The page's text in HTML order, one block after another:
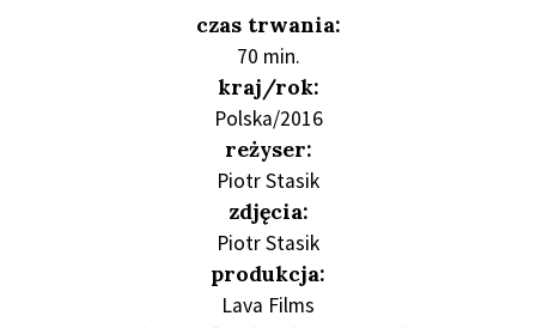
czas trwania:
70 min.
kraj/rok:
Polska/2016
reżyser:
Piotr Stasik
zdjęcia:
Piotr Stasik
produkcja:
Lava Films